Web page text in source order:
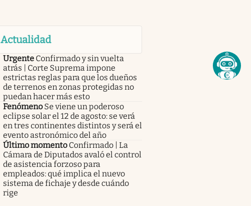
Actualidad
Urgente Confirmado y sin vuelta
atrás | Corte Suprema impone
estrictas reglas para que los dueños
de terrenos en zonas protegidas no
puedan hacer más esto
Fenómeno Se viene un poderoso
eclipse solar el 12 de agosto: se verá
en tres continentes distintos y será el
evento astronómico del año
Último momento Confirmado | La
Cámara de Diputados avaló el control
de asistencia forzoso para
empleados: qué implica el nuevo
sistema de fichaje y desde cuándo
rige